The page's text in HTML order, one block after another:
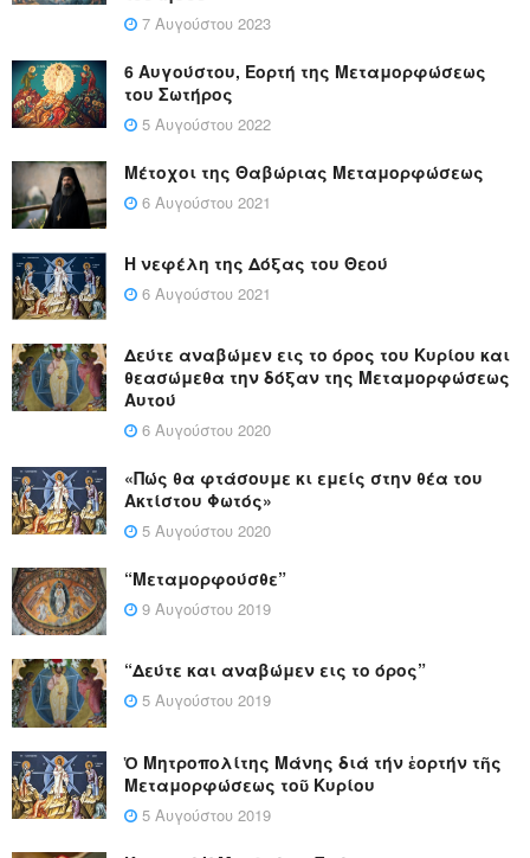
7 Αυγούστου 2023
6 Αυγούστου, Εορτή της Μεταμορφώσεως
του Σωτήρος
5 Αυγούστου 2022
Μέτοχοι της Θαβώριας Μεταμορφώσεως
6 Αυγούστου 2021
Η νεφέλη της Δόξας του Θεού
6 Αυγούστου 2021
Δεύτε αναβώμεν εις το όρος του Κυρίου και
θεασώμεθα την δόξαν της Μεταμορφώσεως
Αυτού
6 Αυγούστου 2020
«Πώς θα φτάσουμε κι εμείς στην θέα του
Ακτίστου Φωτός»
5 Αυγούστου 2020
“Μεταμορφούσθε”
9 Αυγούστου 2019
“Δεύτε και αναβώμεν εις το όρος”
5 Αυγούστου 2019
Ὁ Μητροπολίτης Μάνης διά τήν ἑορτήν τῆς
Μεταμορφώσεως τοῦ Κυρίου
5 Αυγούστου 2019